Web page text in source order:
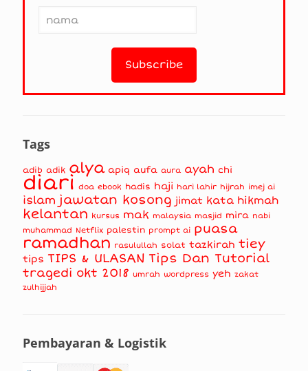
Tags
adib adik alya apiq aufa aura ayah chi
diari doa ebook hadis haji hari lahir hijrah imej ai
islam jawatan kosong jimat kata hikmah
kelantan kursus mak malaysia masjid mira nabi
muhammad Netflix palestin prompt ai puasa
ramadhan rasulullah solat tazkirah tiey
tips TIPS & ULASAN Tips Dan Tutorial
tragedi okt 2018 umrah wordpress yeh zakat
zulhijjah
Pembayaran & Logistik